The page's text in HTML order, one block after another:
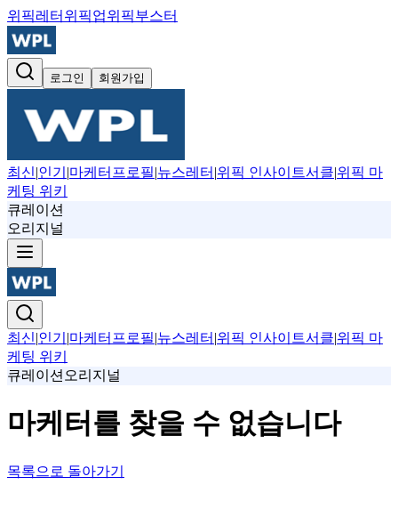
위픽레터 위픽업위픽부스터
로그인 회원가입
최신|인기 |마케터프로필|뉴스레터 |위픽 인사이트서클|위픽 마
케팅 위키
큐레이션
오리지널
최신|인기 |마케터프로필|뉴스레터 |위픽 인사이트서클|위픽 마
케팅 위키
큐레이션 오리지널
마케터를 찾을 수 없습니다
목록으로 돌아가기